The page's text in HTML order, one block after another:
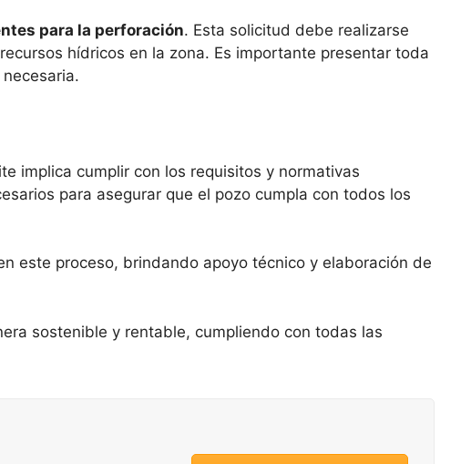
para la perforación. Esta solicitud debe realizarse
hídricos en la zona. Es importante presentar toda
implica cumplir con los requisitos y normativas
para asegurar que el pozo cumpla con todos los
este proceso, brindando apoyo técnico y elaboración de
sostenible y rentable, cumpliendo con todas las